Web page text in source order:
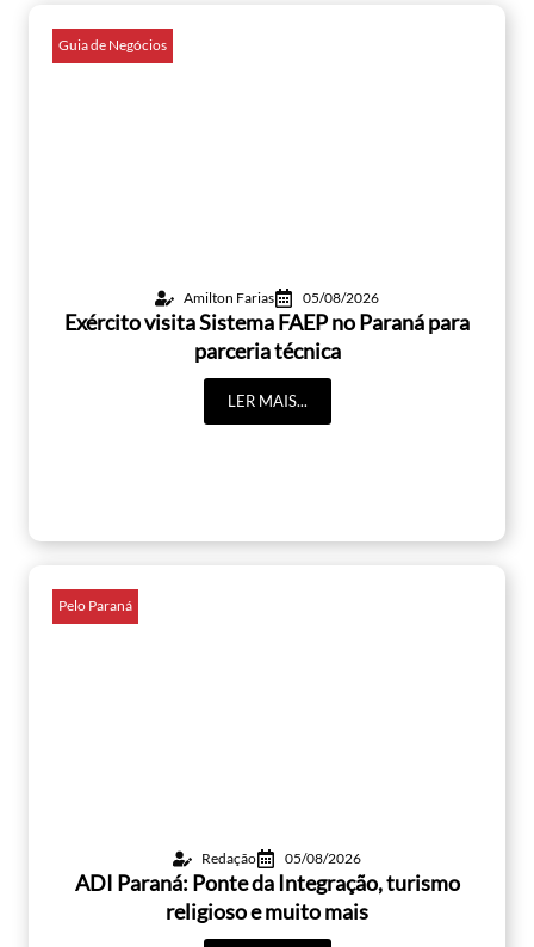
Guia de Negócios
Amilton Farias 05/08/2026
Exército visita Sistema FAEP no Paraná para
parceria técnica
LER MAIS...
Pelo Paraná
Redação 05/08/2026
ADI Paraná: Ponte da Integração, turismo
religioso e muito mais